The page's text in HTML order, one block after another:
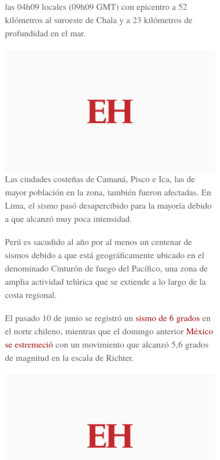
las 04h09 locales (09h09 GMT) con epicentro a 52
kilómetros al suroeste de Chala y a 23 kilómetros de
profundidad en el mar.
Las ciudades costeñas de Camaná, Pisco e Ica, las de
mayor población en la zona, también fueron afectadas. En
Lima, el sismo pasó desapercibido para la mayoría debido
a que alcanzó muy poca intensidad.
Perú es sacudido al año por al menos un centenar de
sismos debido a que está geográficamente ubicado en el
denominado Cinturón de fuego del Pacífico, una zona de
amplia actividad telúrica que se extiende a lo largo de la
costa regional.
El pasado 10 de junio se registró un sismo de 6 grados en
el norte chileno, mientras que el domingo anterior México
se estremeció con un movimiento que alcanzó 5,6 grados
de magnitud en la escala de Richter.